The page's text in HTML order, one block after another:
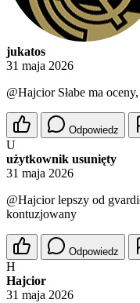
jukatos
31 maja 2026
@HajciorSłabe ma
Odpowiedz
U
użytkownik usunięty
31 maja 2026
@Hajciorlepszy od
kontuzjowany
Odpowiedz
H
Hajcior
31 maja 2026